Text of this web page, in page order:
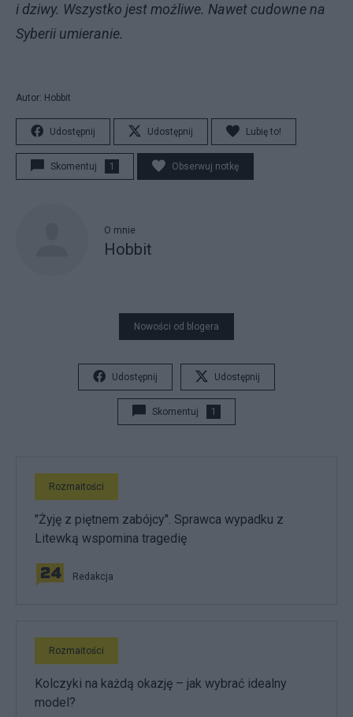
i dziwy. Wszystko jest możliwe. Nawet cudowne na
Syberii umieranie.
Autor: Hobbit
Udostępnij Udostępnij Lubię to!
Skomentuj 1 Obserwuj notkę
O mnie
Hobbit
Nowości od blogera
Udostępnij Udostępnij
Skomentuj 1
Rozmaitości
"Żyję z piętnem zabójcy". Sprawca wypadku z
Litewką wspomina tragedię
Redakcja
Rozmaitości
Kolczyki na każdą okazję – jak wybrać idealny
model?